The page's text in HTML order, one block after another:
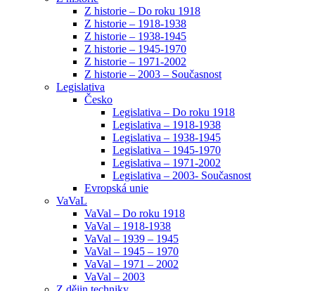
Z historie – Do roku 1918
Z historie – 1918-1938
Z historie – 1938-1945
Z historie – 1945-1970
Z historie – 1971-2002
Z historie – 2003 – Současnost
Legislativa
Česko
Legislativa – Do roku 1918
Legislativa – 1918-1938
Legislativa – 1938-1945
Legislativa – 1945-1970
Legislativa – 1971-2002
Legislativa – 2003- Současnost
Evropská unie
VaVaL
VaVal – Do roku 1918
VaVal – 1918-1938
VaVal – 1939 – 1945
VaVal – 1945 – 1970
VaVal – 1971 – 2002
VaVal – 2003